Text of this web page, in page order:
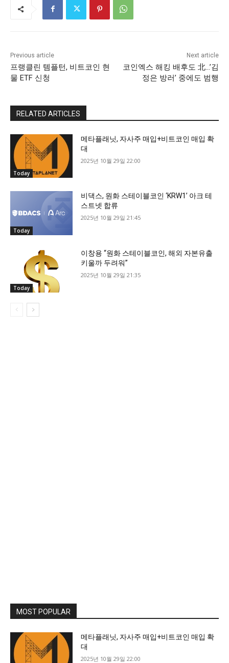
Previous article
프랭클린 템플턴, 비트코인 현
물 ETF 신청
Next article
코인엑스 해킹 배후도 北…’김
정은 방러’ 중에도 범행
RELATED ARTICLES
Today
메타플래닛, 자사주 매입+비트코인 매입 확
대
2025년 10월 29일 22:00
Today
비댁스, 원화 스테이블코인 ‘KRW1’ 아크 테
스트넷 합류
2025년 10월 29일 21:45
Today
이창용 “원화 스테이블코인, 해외 자본유출
키울까 두려워”
2025년 10월 29일 21:35
MOST POPULAR
메타플래닛, 자사주 매입+비트코인 매입 확
대
2025년 10월 29일 22:00